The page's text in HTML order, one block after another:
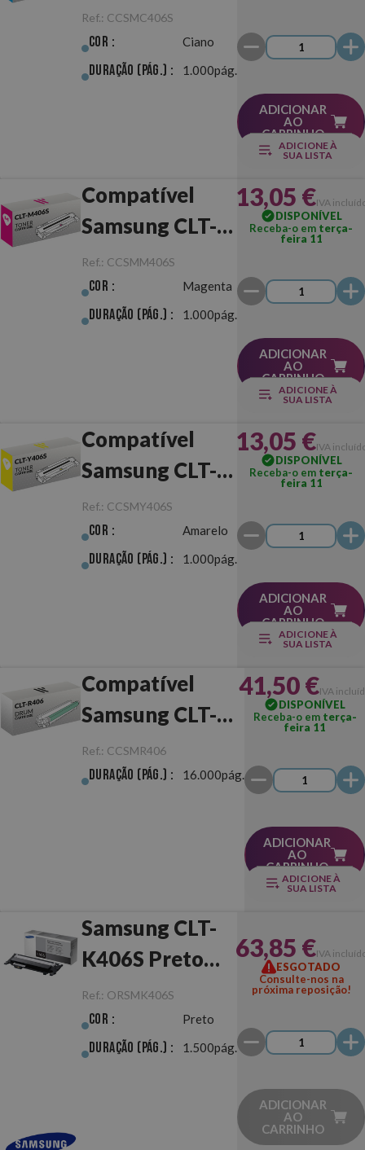
C406S Ciano
Ref.: CCSMC406S
Cor : Ciano
Duração (pág.) : 1.000pág.
ADICIONAR
AO
CARRINHO
ADICIONE À
SUA LISTA
Compatível
Samsung CLT-
M406S
Magenta
Ref.: CCSMM406S
Cor : Magenta
Duração (pág.) : 1.000pág.
13,05 €IVA
DISPONÍVEL
Receba-o em terça-
feira 11
ADICIONAR
AO
CARRINHO
ADICIONE À
SUA LISTA
Compatível
Samsung CLT-
Y406S Amarelo
Ref.: CCSMY406S
Cor : Amarelo
Duração (pág.) : 1.000pág.
13,05 €IVA
DISPONÍVEL
Receba-o em terça-
feira 11
ADICIONAR
AO
CARRINHO
ADICIONE À
SUA LISTA
Compatível
Samsung CLT-
R406 Tambor
Ref.: CCSMR406
Duração (pág.) : 16.000pág.
41,50 €IVA
DISPONÍVEL
Receba-o em terça-
feira 11
ADICIONAR
AO
CARRINHO
ADICIONE À
SUA LISTA
Samsung CLT-
K406S Preto
Original
Ref.: ORSMK406S
Cor : Preto
Duração (pág.) : 1.500pág.
63,85 €IVA
ESGOTADO
Consulte-nos na
próxima reposição!
ADICIONAR
AO
CARRINHO